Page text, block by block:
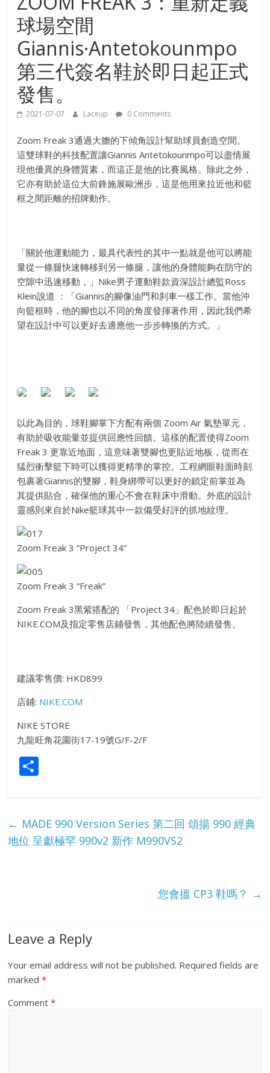
球場空間
Giannis·Antetokounmpo
第三代簽名鞋於即日起正式
發售。
2021-07-07 Laceup 0 Comments
Zoom Freak 3通過大膽的下傾角設計幫助球員創造空間。
這雙球鞋的科技配置讓Giannis Antetokounmpo可以盡情展
現他優異的身體質素，而這正是他的比賽風格。除此之外，
它亦有助於這位大前鋒施展歐洲步，這是他用來拉近他和籃
框之間距離的招牌動作。
「關於他運動能力，最具代表性的其中一點就是他可以將能
量從一條腿快速轉移到另一條腿，讓他的身體能夠在防守的
空隙中迅速移動，」Nike男子運動鞋款資深設計總監Ross
Klein說道 ：「Giannis的腳像油門和刹車一樣工作。當他沖
向籃框時，他的腳也以不同的角度發揮著作用，因此我們希
望在設計中可以更好去適應他一步步轉換的方式。」
以此為目的，球鞋腳掌下方配有兩個 Zoom Air 氣墊單元，
有助於吸收能量並提供回應性回饋。這樣的配置使得Zoom
Freak 3 更靠近地面，這意味著雙腳也更貼近地板，從而在
猛烈衝擊籃下時可以獲得更精準的掌控。工程網眼鞋面時刻
包裹著Giannis的雙腳，鞋身綁帶可以更好的鎖定前掌並為
其提供貼合，確保他的重心不會在鞋床中滑動。外底的設計
靈感則來自於Nike籃球其中一款備受好評的抓地紋理。
Zoom Freak 3 “Project 34”
Zoom Freak 3 “Freak”
Zoom Freak 3黑紫搭配的 「Project 34」配色於即日起於
NIKE.COM及指定零售店鋪發售，其他配色將陸續發售。
建議零售價: HKD899
店鋪: NIKE.COM
NIKE STORE
九龍旺角花園街17-19號G/F-2/F
e
← MADE 990 Version Series 第二回 頌揚 990 經典
地位 呈獻極罕 990v2 新作 M990VS2
您會搵 CP3 鞋嗎？ →
Leave a Reply
Your email address will not be published. Required fields are
marked*
Comment*